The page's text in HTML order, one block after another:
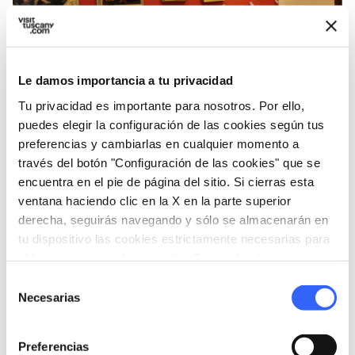
Le damos importancia a tu privacidad
Tu privacidad es importante para nosotros. Por ello,
puedes elegir la configuración de las cookies según tus
preferencias y cambiarlas en cualquier momento a
través del botón "Configuración de las cookies" que se
encuentra en el pie de página del sitio. Si cierras esta
ventana haciendo clic en la X en la parte superior
derecha, seguirás navegando y sólo se almacenarán en
tu dispositivo las cookies estrictamente necesarias para
Necesarias
Preferencias
chevron_left chevron_right